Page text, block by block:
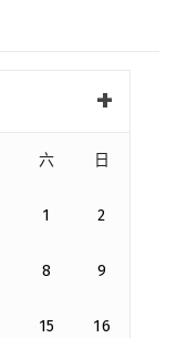
六 日
1 2
8 9
15 16